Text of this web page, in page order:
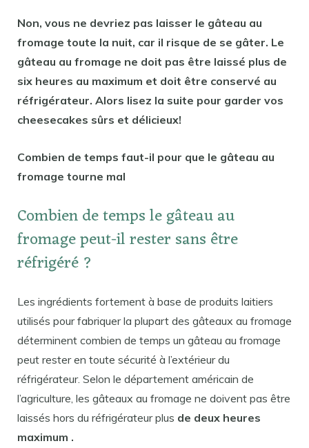
Non, vous ne devriez pas laisser le gâteau au
fromage toute la nuit, car il risque de se gâter. Le
gâteau au fromage ne doit pas être laissé plus de
six heures au maximum et doit être conservé au
réfrigérateur. Alors lisez la suite pour garder vos
cheesecakes sûrs et délicieux!
Combien de temps faut-il pour que le gâteau au
fromage tourne mal
Combien de temps le gâteau au
fromage peut-il rester sans être
réfrigéré ?
Les ingrédients fortement à base de produits laitiers
utilisés pour fabriquer la plupart des gâteaux au fromage
déterminent combien de temps un gâteau au fromage
peut rester en toute sécurité à l’extérieur du
réfrigérateur. Selon le département américain de
l’agriculture, les gâteaux au fromage ne doivent pas être
laissés hors du réfrigérateur plus de deux heures
maximum .